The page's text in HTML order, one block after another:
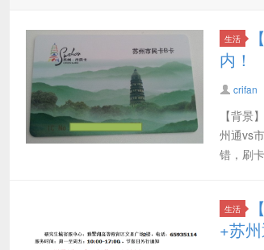
生活
内！
crifan
【背景
州通vs
错，刷
生活
+苏